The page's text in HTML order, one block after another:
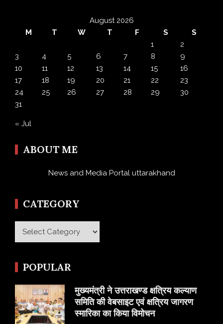
August 2026
M
T W T F S
S
1
2
3
4 5 6 7 8
9
10
11 12 13 14 15
16
17
18 19 20 21 22
23
24
25 26 27 28 29
30
31
« Jul
ABOUT ME
News and Media Portal uttarakhand
CATEGORY
Category
POPULAR
मुख्यमंत्री ने उत्तराखण्ड क्षत्रिय कल्याण
समिति की वेबसाइट एवं क्षत्रिय जागरण
स्मारिका का किया विमोचन